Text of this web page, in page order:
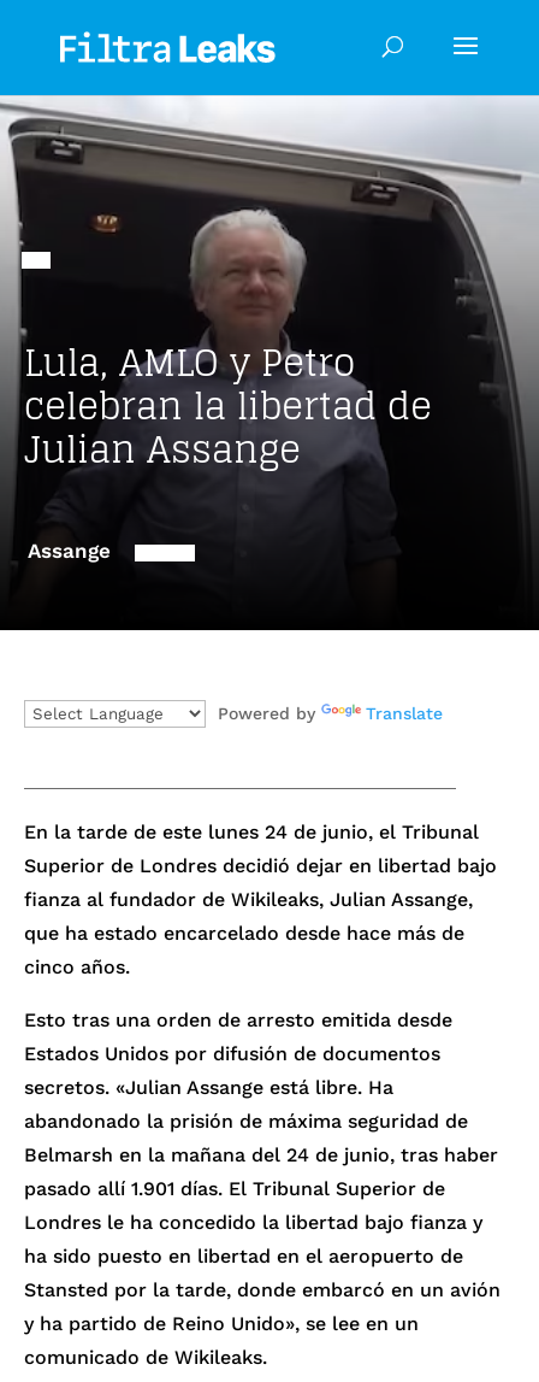
Lula, AMLO y Petro
celebran la libertad de
Julian Assange
Assange
Powered by Translate
En la tarde de este lunes 24 de junio, el Tribunal
Superior de Londres decidió dejar en libertad bajo
fianza al fundador de Wikileaks, Julian Assange,
que ha estado encarcelado desde hace más de
cinco años.
Esto tras una orden de arresto emitida desde
Estados Unidos por difusión de documentos
secretos. «Julian Assange está libre. Ha
abandonado la prisión de máxima seguridad de
Belmarsh en la mañana del 24 de junio, tras haber
pasado allí 1.901 días. El Tribunal Superior de
Londres le ha concedido la libertad bajo fianza y
ha sido puesto en libertad en el aeropuerto de
Stansted por la tarde, donde embarcó en un avión
y ha partido de Reino Unido», se lee en un
comunicado de Wikileaks.